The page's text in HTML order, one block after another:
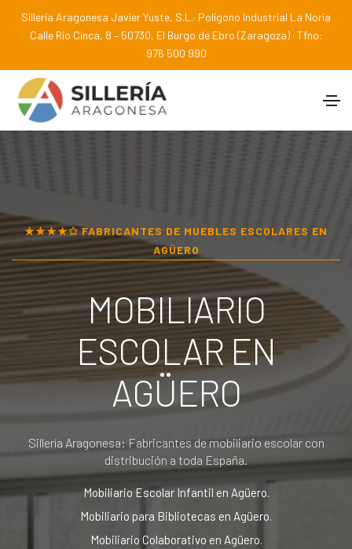
Sillería Aragonesa Javier Yuste, S.L.· Polígono Industrial La Noria
Calle Río Cinca, 8 – 50730, El Burgo de Ebro (Zaragoza) · Tfno:
976 500 990
★★★★✩ FABRICANTES DE MUEBLES ESCOLARES EN
AGÜERO
MOBILIARIO
ESCOLAR EN
AGÜERO
Sillería Aragonesa: Fabricantes de mobiliario escolar con
distribución a toda España.
Mobiliario Escolar Infantil en Agüero.
Mobiliario para Bibliotecas en Agüero.
Mobiliario Colaborativo en Agüero.